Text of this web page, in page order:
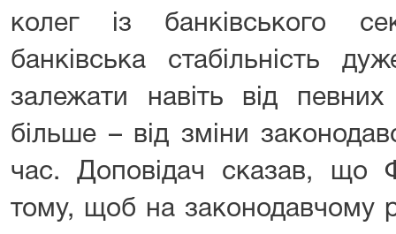
колег із банківського
банківська стабільність
залежати навіть від
більше – від зміни
час. Доповідач сказав, що
тому, щоб на законодавчому